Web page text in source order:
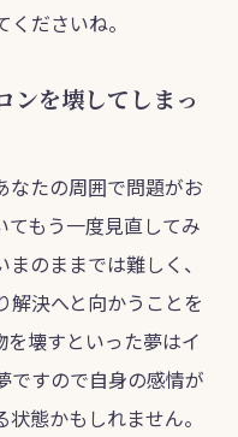
ださいね。
ンを壊してしまっ
なたの周囲で問題がお
てもう一度見直してみ
のままでは難しく、
解決へと向かうことを
壊すといった夢はイ
ですので自身の感情が
態かもしれません。